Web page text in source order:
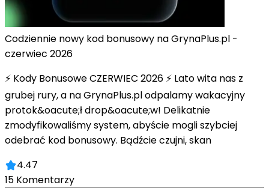
Codziennie nowy kod bonusowy na GrynaPlus.pl -
czerwiec 2026
⚡ Kody Bonusowe CZERWIEC 2026 ⚡ Lato wita nas z
grubej rury, a na GrynaPlus.pl odpalamy wakacyjny
protok&oacute;ł drop&oacute;w! Delikatnie
zmodyfikowaliśmy system, abyście mogli szybciej
odebrać kod bonusowy. Bądźcie czujni, skan
4.47
15 Komentarzy